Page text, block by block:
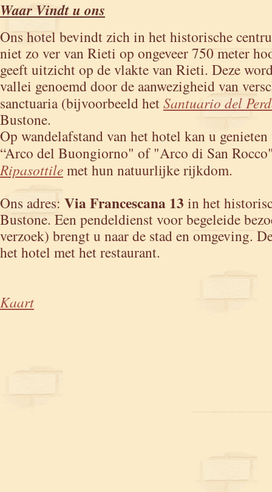
Waar Vindt u ons
Ons hotel bevindt zich in het historische
niet zo ver van Rieti op ongeveer 750 meter
geeft uitzicht op de vlakte van Rieti. Deze
vallei genoemd door de aanwezigheid van
sanctuaria (bijvoorbeeld hetSantuario del
Bustone.
Op wandelafstand van het hotel kan u genieten
“Arco del Buongiorno" of "Arco di San
Ripasottilemet hun natuurlijke rijkdom.
Ons adres: Via Francescana 13 in het
Bustone. Een pendeldienst voor begeleide
verzoek) brengt u naar de stad en omgeving.
het hotel met het restaurant.
Kaart